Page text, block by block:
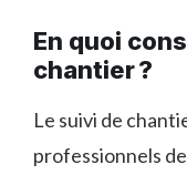
En quoi
chantier ?
Le suivi de
professionnels